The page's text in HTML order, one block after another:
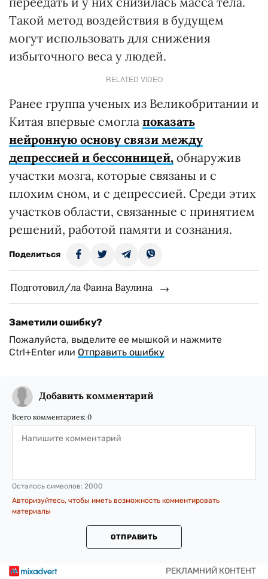
Такой метод воздействия в будущем
могут использовать для снижения
избыточного веса у людей.
RELATED VIDEO
Ранее группа ученых из Великобритании и
Китая впервые смогла показать
нейронную основу связи между
депрессией и бессонницей, обнаружив
участки мозга, которые связаны и с
плохим сном, и с депрессией. Среди этих
участков области, связанные с принятием
решений, работой памяти и сознания.
Поделиться
Подготовил/ла Фаина Ваулина
Заметили ошибку?
Пожалуйста, выделите ее мышкой и нажмите
Ctrl+Enter или Отправить ошибку
Добавить комментарий
Всего комментариев: 0
Осталось символов: 2000
Авторизуйтесь, чтобы иметь возможность комментировать
материалы
ОТПРАВИТЬ